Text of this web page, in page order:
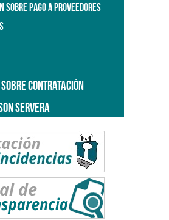
SOBRE PAGO A PROVEEDORES
CONTRATACIÓN
SERVERA